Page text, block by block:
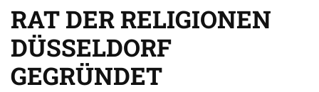
RAT DER RELIGIONEN
DÜSSELDORF
GEGRÜNDET